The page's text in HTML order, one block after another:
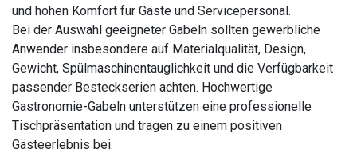
und hohen Komfort für Gäste und Servicepersonal.
Bei der Auswahl geeigneter Gabeln sollten gewerbliche
Anwender insbesondere auf Materialqualität, Design,
Gewicht, Spülmaschinentauglichkeit und die Verfügbarkeit
passender Besteckserien achten. Hochwertige
Gastronomie-Gabeln unterstützen eine professionelle
Tischpräsentation und tragen zu einem positiven
Gästeerlebnis bei.